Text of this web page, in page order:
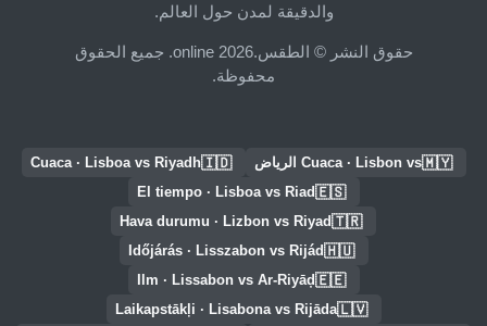
والدقيقة لمدن حول العالم.
حقوق النشر © الطقس.online 2026. جميع الحقوق
محفوظة.
🇲🇾Cuaca · Lisbon vs الرياض 🇮🇩
Cuaca · Lisboa vs Riyadh
🇪🇸
El tiempo · Lisboa vs Riad
🇹🇷
Hava durumu · Lizbon vs Riyad
🇭🇺
Időjárás · Lisszabon vs Rijád
🇪🇪
Ilm · Lissabon vs Ar-Riyāḑ
🇱🇻
Laikapstākļi · Lisabona vs Rijāda